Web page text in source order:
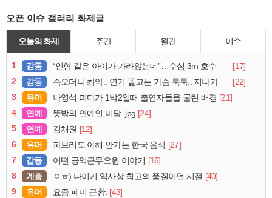
오픈 이슈 갤러리 화제글
오늘의 화제 주간 월간 이슈
1 감동 “인형 같은 아이가 가라앉는데”…수심 3m 호수 뛰어든 60대 의인
[17]
2
감동 슥오더니 촤악.. 연기 뚫고는 가슴 툭툭.. 지나가던 아재의 정체
[22]
3
유머 나영석 피디가 1박2일때 출연자들을 굴린 배경 [21]
4
연예 뜻밖의 연예인 미담..jpg [24]
5
연예 김채원 [12]
6
유머 파브리도 이해 안가는 한국 음식 [27]
7
감동 어떤 공익근무요원 이야기 [16]
8
계층 ㅇㅎ) 나이키 역사상 최고의 품질이던 시절 [40]
9
유머 요즘 폐미 근황. [43]